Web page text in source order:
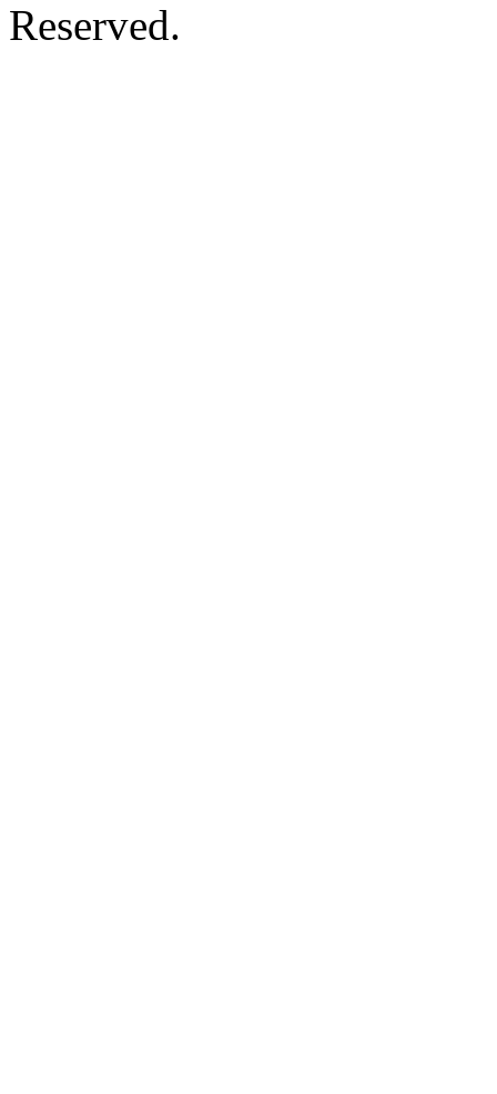
Reserved.